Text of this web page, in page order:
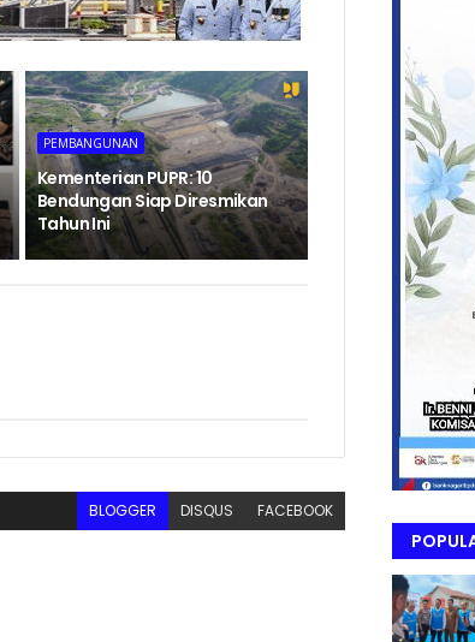
PEMBANGUNAN
Kementerian PUPR: 10
Bendungan Siap Diresmikan
Tahun Ini
BLOGGER DISQUS FACEBOOK